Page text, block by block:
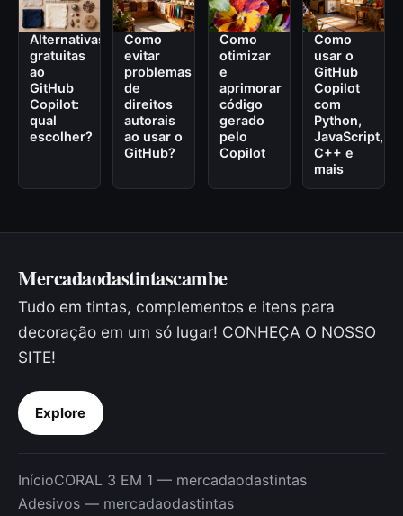
Alternativas
gratuitas
ao
GitHub
Copilot:
qual
escolher?
Como
evitar
problemas
de
direitos
autorais
ao usar o
GitHub?
Como
otimizar
e
aprimorar
código
gerado
pelo
Copilot
Como
usar o
GitHub
Copilot
com
Python,
JavaScript,
C++ e
mais
Mercadaodastintascambe
Tudo em tintas, complementos e itens para
decoração em um só lugar! CONHEÇA O NOSSO
SITE!
Explore
InícioCORAL 3 EM 1 — mercadaodastintas
Adesivos — mercadaodastintas